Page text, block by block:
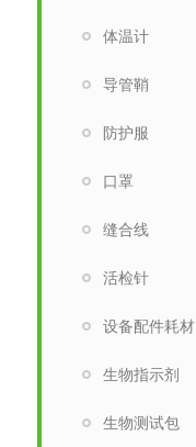
体温计
导管鞘
防护服
口罩
缝合线
活检针
设备配件耗材
生物指示剂
生物测试包